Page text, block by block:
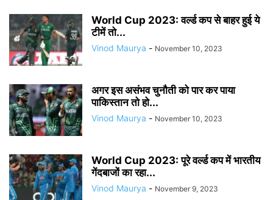
World Cup 2023: वर्ल्ड कप से बाहर हुई ये
टीमें तो...
Vinod Maurya - November 10, 2023
अगर इस असंभव चुनौती को पार कर पाया
पाकिस्तान तो हो...
Vinod Maurya - November 10, 2023
World Cup 2023: पूरे वर्ल्ड कप में भारतीय
गेंदबाजों का रहा...
Vinod Maurya - November 9, 2023